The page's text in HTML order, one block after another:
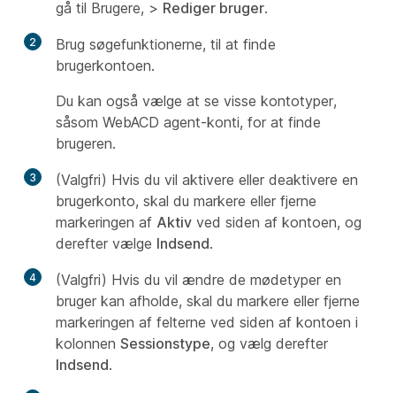
gå til Brugere, > Rediger bruger.
2
Brug søgefunktionerne, til at finde
brugerkontoen.
Du kan også vælge at se visse kontotyper,
såsom WebACD agent-konti, for at finde
brugeren.
3
(Valgfri) Hvis du vil aktivere eller deaktivere en
brugerkonto, skal du markere eller fjerne
markeringen af Aktiv ved siden af kontoen, og
derefter vælge Indsend.
4
(Valgfri) Hvis du vil ændre de mødetyper en
bruger kan afholde, skal du markere eller fjerne
markeringen af felterne ved siden af kontoen i
kolonnen Sessionstype, og vælg derefter
Indsend.